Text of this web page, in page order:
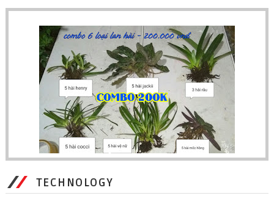
TECHNOLOGY